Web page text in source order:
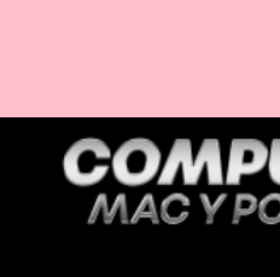
navegación
al
contenido